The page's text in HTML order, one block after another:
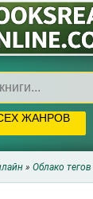
ЖАНРОВ
» Облако тегов